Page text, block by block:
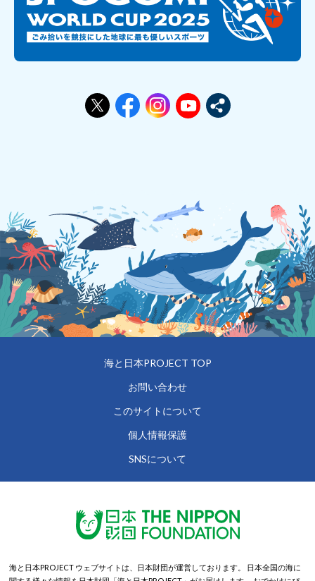
海と日本PROJECT TOP
お問い合わせ
このサイトについて
個人情報保護
SNSについて
海と日本PROJECT ウェブサイトは、日本財団が運営しております。
日本全国の海に